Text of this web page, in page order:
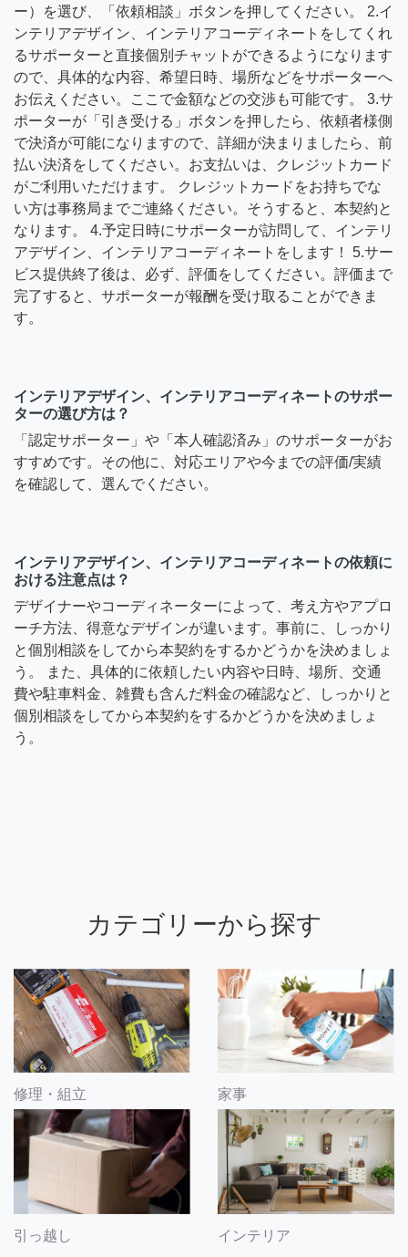
ー）を選び、「依頼相談」ボタンを押してください。 2.イ
ンテリアデザイン、インテリアコーディネートをしてくれ
るサポーターと直接個別チャットができるようになります
ので、具体的な内容、希望日時、場所などをサポーターへ
お伝えください。ここで金額などの交渉も可能です。 3.サ
ポーターが「引き受ける」ボタンを押したら、依頼者様側
で決済が可能になりますので、詳細が決まりましたら、前
払い決済をしてください。お支払いは、クレジットカード
がご利用いただけます。 クレジットカードをお持ちでな
い方は事務局までご連絡ください。そうすると、本契約と
なります。 4.予定日時にサポーターが訪問して、インテリ
アデザイン、インテリアコーディネートをします！ 5.サー
ビス提供終了後は、必ず、評価をしてください。評価まで
完了すると、サポーターが報酬を受け取ることができま
す。
インテリアデザイン、インテリアコーディネートのサポー
ターの選び方は？
「認定サポーター」や「本人確認済み」のサポーターがお
すすめです。その他に、対応エリアや今までの評価/実績
を確認して、選んでください。
インテリアデザイン、インテリアコーディネートの依頼に
おける注意点は？
デザイナーやコーディネーターによって、考え方やアプロ
ーチ方法、得意なデザインが違います。事前に、しっかり
と個別相談をしてから本契約をするかどうかを決めましょ
う。 また、具体的に依頼したい内容や日時、場所、交通
費や駐車料金、雑費も含んだ料金の確認など、しっかりと
個別相談をしてから本契約をするかどうかを決めましょ
う。
カテゴリーから探す
修理・組立 家事
引っ越し インテリア